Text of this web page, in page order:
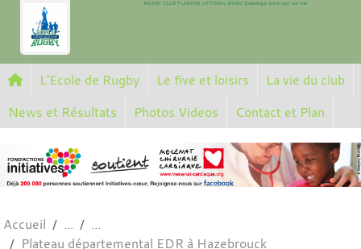
RUGBY CLUB FLANDRE LITTORAL NORD Dunkerque Saint-pol sur mer
L'Ecole de Rugby Le five et loisirs
La vie du club
News et Résultats
Photos Videos Contact et Plan
Accueil
Plateau départemental EDR à Hazebrouck
Panneau de gestion des cookies